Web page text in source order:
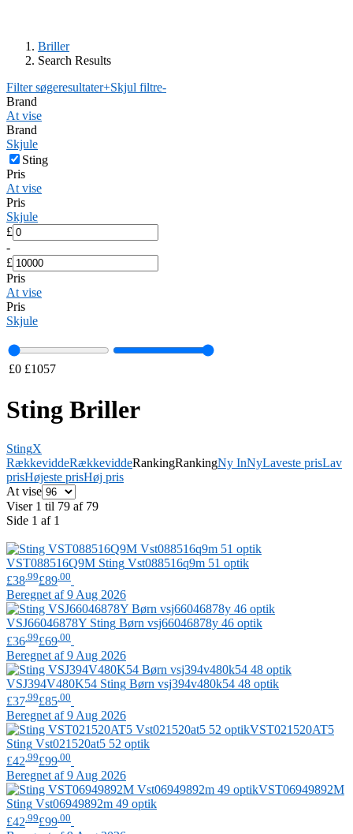
Briller
Search Results
Filter søgeresultater+Skjul filtre-
Brand
At vise
Brand
Skjule
Sting
Pris
At vise
Pris
Skjule
£
-
£
Pris
At vise
Pris
Skjule
£0 £1057
Sting Briller
StingX
RækkeviddeRækkeviddeRankingRankingNy InNyLaveste prisLav
prisHøjeste prisHøj pris
At vise
Viser 1 til 79 af 79
Side 1 af 1
VST088516Q9M Sting Vst088516q9m 51 optik
£38 .99£89 .00
Beregnet af 9 Aug 2026
VSJ66046878Y Sting Børn vsj66046878y 46 optik
£36 .99£69 .00
Beregnet af 9 Aug 2026
VSJ394V480K54 Sting Børn vsj394v480k54 48 optik
£37 .99£85 .00
Beregnet af 9 Aug 2026
VST021520AT5
Sting Vst021520at5 52 optik
£42 .99£99 .00
Beregnet af 9 Aug 2026
VST06949892M
Sting Vst06949892m 49 optik
£42 .99£99 .00